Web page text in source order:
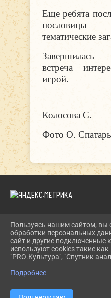
Еще ребята
тематические
Завершилась
встреча
игрой.
Колосова С.
Фото О. Спатарь
2026 Г. DKIPATOVO.RU
ВХОД
КАРТА САЙТА
ПОЛИТИКА ОБРАБОТКИ
СДЕЛАНО НА KUBCMS
Пользуясь нашим сайтом, вы
обработки персональных
сайт и другие подключенные
используют cookies такие
"PRO.Культура", "Спутник
Подробнее